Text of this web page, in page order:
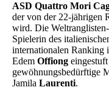
ASD Quattro Mori
der von der 22-jährigen
wird. Die
Spielerin des
internationalen Ranking
Edem Offiong
gewöhnungsbedürftige
Jamila Laurenti.